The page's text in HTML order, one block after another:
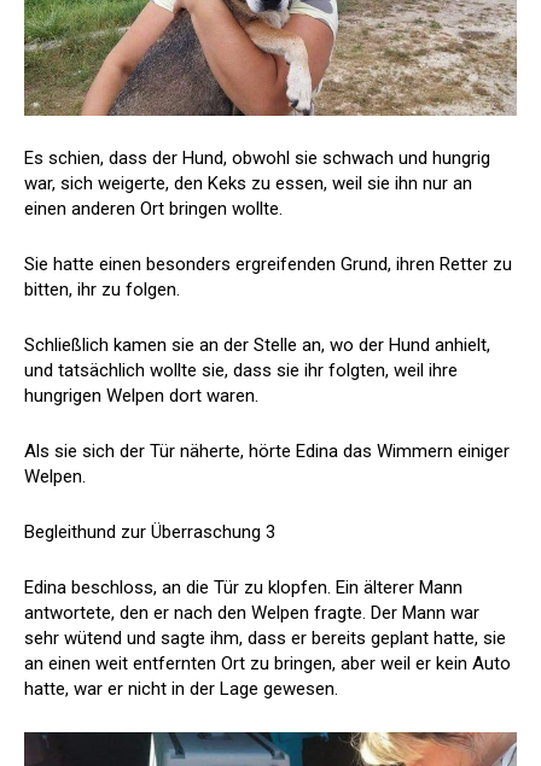
Es schien, dass der Hund, obwohl sie schwach und hungrig
war, sich weigerte, den Keks zu essen, weil sie ihn nur an
einen anderen Ort bringen wollte.
Sie hatte einen besonders ergreifenden Grund, ihren Retter zu
bitten, ihr zu folgen.
Schließlich kamen sie an der Stelle an, wo der Hund anhielt,
und tatsächlich wollte sie, dass sie ihr folgten, weil ihre
hungrigen Welpen dort waren.
Als sie sich der Tür näherte, hörte Edina das Wimmern einiger
Welpen.
Begleithund zur Überraschung 3
Edina beschloss, an die Tür zu klopfen. Ein älterer Mann
antwortete, den er nach den Welpen fragte. Der Mann war
sehr wütend und sagte ihm, dass er bereits geplant hatte, sie
an einen weit entfernten Ort zu bringen, aber weil er kein Auto
hatte, war er nicht in der Lage gewesen.